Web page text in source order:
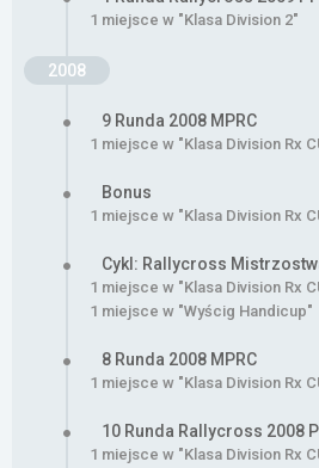
1 miejsce w "Klasa Division 2"
2008
9 Runda 2008 MPRC
1 miejsce w "Klasa Division Rx
Bonus
1 miejsce w "Klasa Division Rx
Cykl: Rallycross
1 miejsce w "Klasa Division Rx
1 miejsce w "Wyścig Handicup"
8 Runda 2008 MPRC
1 miejsce w "Klasa Division Rx
10 Runda Rallycross 2008
1 miejsce w "Klasa Division Rx